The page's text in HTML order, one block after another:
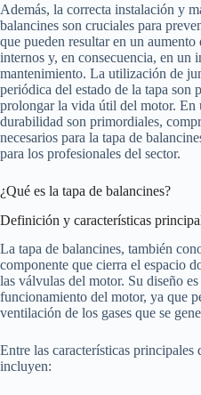
Además, la correcta instalación y
balancines son cruciales para
que pueden resultar en un
internos y, en consecuencia, en un
mantenimiento. La utilización de
periódica del estado de la tapa son
prolongar la vida útil del motor. En
durabilidad son primordiales,
necesarios para la tapa de
para los profesionales del sector.
¿Qué es la tapa de balancines?
Definición y características
La tapa de balancines, también
componente que cierra el espacio
las válvulas del motor. Su diseño
funcionamiento del motor, ya que
ventilación de los gases que se
Entre las características principales
incluyen: